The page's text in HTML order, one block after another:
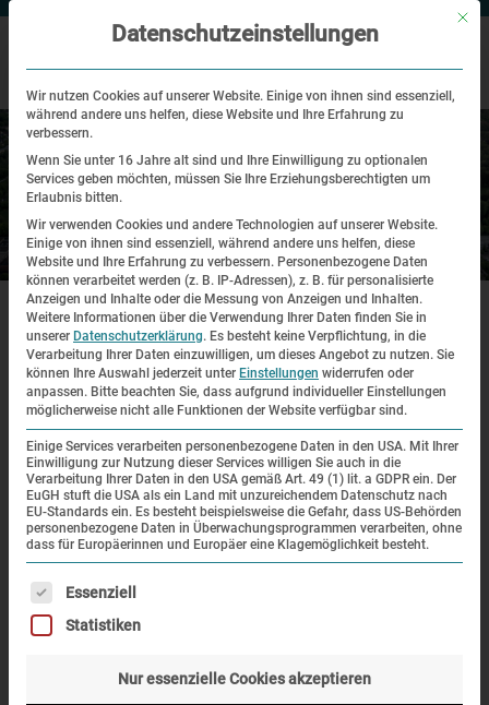
Besuch
Startseite | Besuch | Anfahrt
LEICHTE SPRACHE
Anfahrt
Die Parkmöglichkeiten an der KZ-Gedenkstätte
Dachau sind begrenzt. Bitte nutzen Sie wenn möglich
öffentliche Verkehrsmittel.
Öffentliche Verkehrsmittel
Dachau liegt innerhalb des Münchener S-Bahn-Netzes und
Mit
Datenschutzeinstellungen
Wir nutzen Cookies auf unserer Website. Einige von ihnen sind essenziell,
während andere uns helfen, diese Website und Ihre Erfahrung zu
verbessern.
Wenn Sie unter 16 Jahre alt sind und Ihre Einwilligung zu optionalen
Services geben möchten, müssen Sie Ihre Erziehungsberechtigten um
Erlaubnis bitten.
Wir verwenden Cookies und andere Technologien auf unserer Website.
Einige von ihnen sind essenziell, während andere uns helfen, diese
Website und Ihre Erfahrung zu verbessern. Personenbezogene Daten
können verarbeitet werden (z. B. IP-Adressen), z. B. für personalisierte
Anzeigen und Inhalte oder die Messung von Anzeigen und Inhalten.
Weitere Informationen über die Verwendung Ihrer Daten finden Sie in
unserer Datenschutzerklärung. Es besteht keine Verpflichtung, in die
Verarbeitung Ihrer Daten einzuwilligen, um dieses Angebot zu nutzen. Sie
können Ihre Auswahl jederzeit unter Einstellungen widerrufen oder
anpassen. Bitte beachten Sie, dass aufgrund individueller Einstellungen
möglicherweise nicht alle Funktionen der Website verfügbar sind.
Einige Services verarbeiten personenbezogene Daten in den USA. Mit Ihrer
Einwilligung zur Nutzung dieser Services willigen Sie auch in die
Verarbeitung Ihrer Daten in den USA gemäß Art. 49 (1) lit. a GDPR ein. Der
EuGH stuft die USA als ein Land mit unzureichendem Datenschutz nach
EU-Standards ein. Es besteht beispielsweise die Gefahr, dass US-Behörden
personenbezogene Daten in Überwachungsprogrammen verarbeiten, ohne
dass für Europäerinnen und Europäer eine Klagemöglichkeit besteht.
Es folgt eine Liste der Service-Gruppen, für die eine
Essenziell
Statistiken
Nur essenzielle Cookies akzeptieren